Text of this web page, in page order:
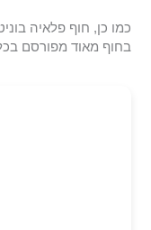
כמו כן, חוף פלאיה
בחוף מאוד מפורסם